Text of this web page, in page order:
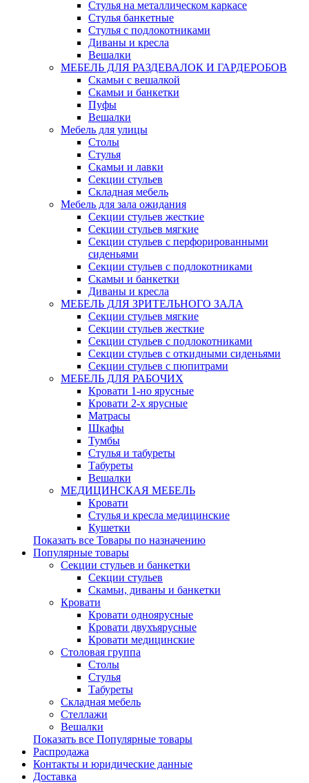
Стулья на металлическом каркасе
Стулья банкетные
Стулья с подлокотниками
Диваны и кресла
Вешалки
МЕБЕЛЬ ДЛЯ РАЗДЕВАЛОК И ГАРДЕРОБОВ
Скамьи с вешалкой
Скамьи и банкетки
Пуфы
Вешалки
Мебель для улицы
Столы
Стулья
Скамьи и лавки
Секции стульев
Складная мебель
Мебель для зала ожидания
Секции стульев жесткие
Секции стульев мягкие
Секции стульев с перфорированными
сиденьями
Секции стульев с подлокотниками
Скамьи и банкетки
Диваны и кресла
МЕБЕЛЬ ДЛЯ ЗРИТЕЛЬНОГО ЗАЛА
Секции стульев мягкие
Секции стульев жесткие
Секции стульев с подлокотниками
Секции стульев с откидными сиденьями
Секции стульев с пюпитрами
МЕБЕЛЬ ДЛЯ РАБОЧИХ
Кровати 1-но ярусные
Кровати 2-х ярусные
Матрасы
Шкафы
Тумбы
Стулья и табуреты
Табуреты
Вешалки
МЕДИЦИНСКАЯ МЕБЕЛЬ
Кровати
Стулья и кресла медицинские
Кушетки
Показать все Товары по назначению
Популярные товары
Секции стульев и банкетки
Секции стульев
Скамьи, диваны и банкетки
Кровати
Кровати одноярусные
Кровати двухъярусные
Кровати медицинские
Столовая группа
Столы
Стулья
Табуреты
Складная мебель
Стеллажи
Вешалки
Показать все Популярные товары
Распродажа
Контакты и юридические данные
Доставка